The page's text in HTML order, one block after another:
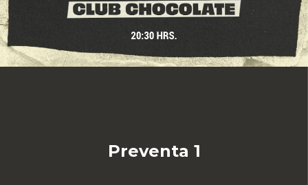
Preventa 1